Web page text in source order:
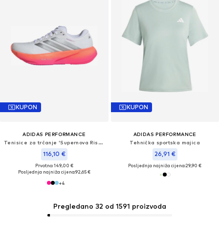
KUPON
ADIDAS PERFORMANCE
Tenisice za trčanje 'Supernova Rise 3'
116,10 €
Prvotno: 149,00 €
Posljednja najniža cijena:92,65 €
+4
KUPON
ADIDAS PERFORMANCE
Tehnička sportska majica
26,91 €
Posljednja najniža cijena:29,90 €
Pregledano 32 od 1591 proizvoda